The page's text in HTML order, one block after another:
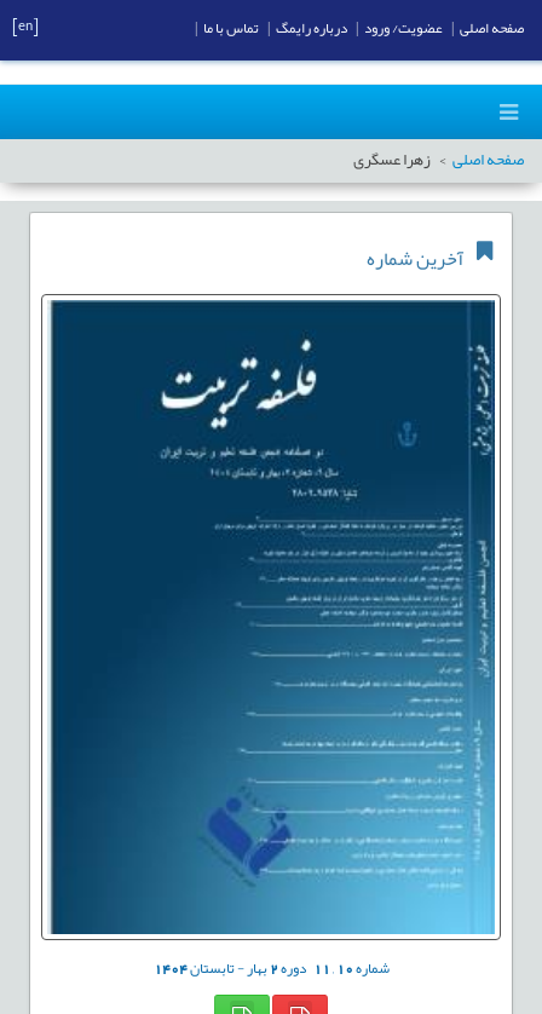
صفحه اصلی زهرا عسگری
آخرین شماره
شماره10
,
11 دوره2بهار - تابستان1404
صفحه اصلی عضویت/ ورود درباره رایمگ تماس با ما